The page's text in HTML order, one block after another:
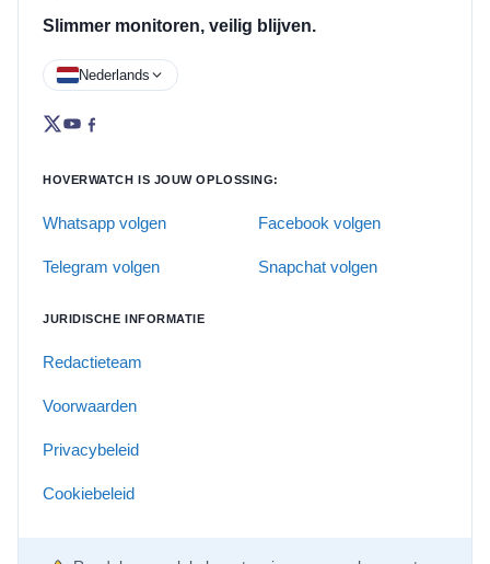
Slimmer monitoren, veilig blijven.
Nederlands
HOVERWATCH IS JOUW OPLOSSING:
Whatsapp volgen Facebook volgen
Telegram volgen Snapchat volgen
JURIDISCHE INFORMATIE
Redactieteam
Voorwaarden
Privacybeleid
Cookiebeleid